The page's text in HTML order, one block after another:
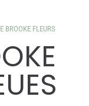
BROOKE FLEURS